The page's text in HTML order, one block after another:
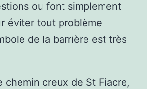
ou font simplement
éviter tout problème
de la barrière est très
chemin creux de St Fiacre,